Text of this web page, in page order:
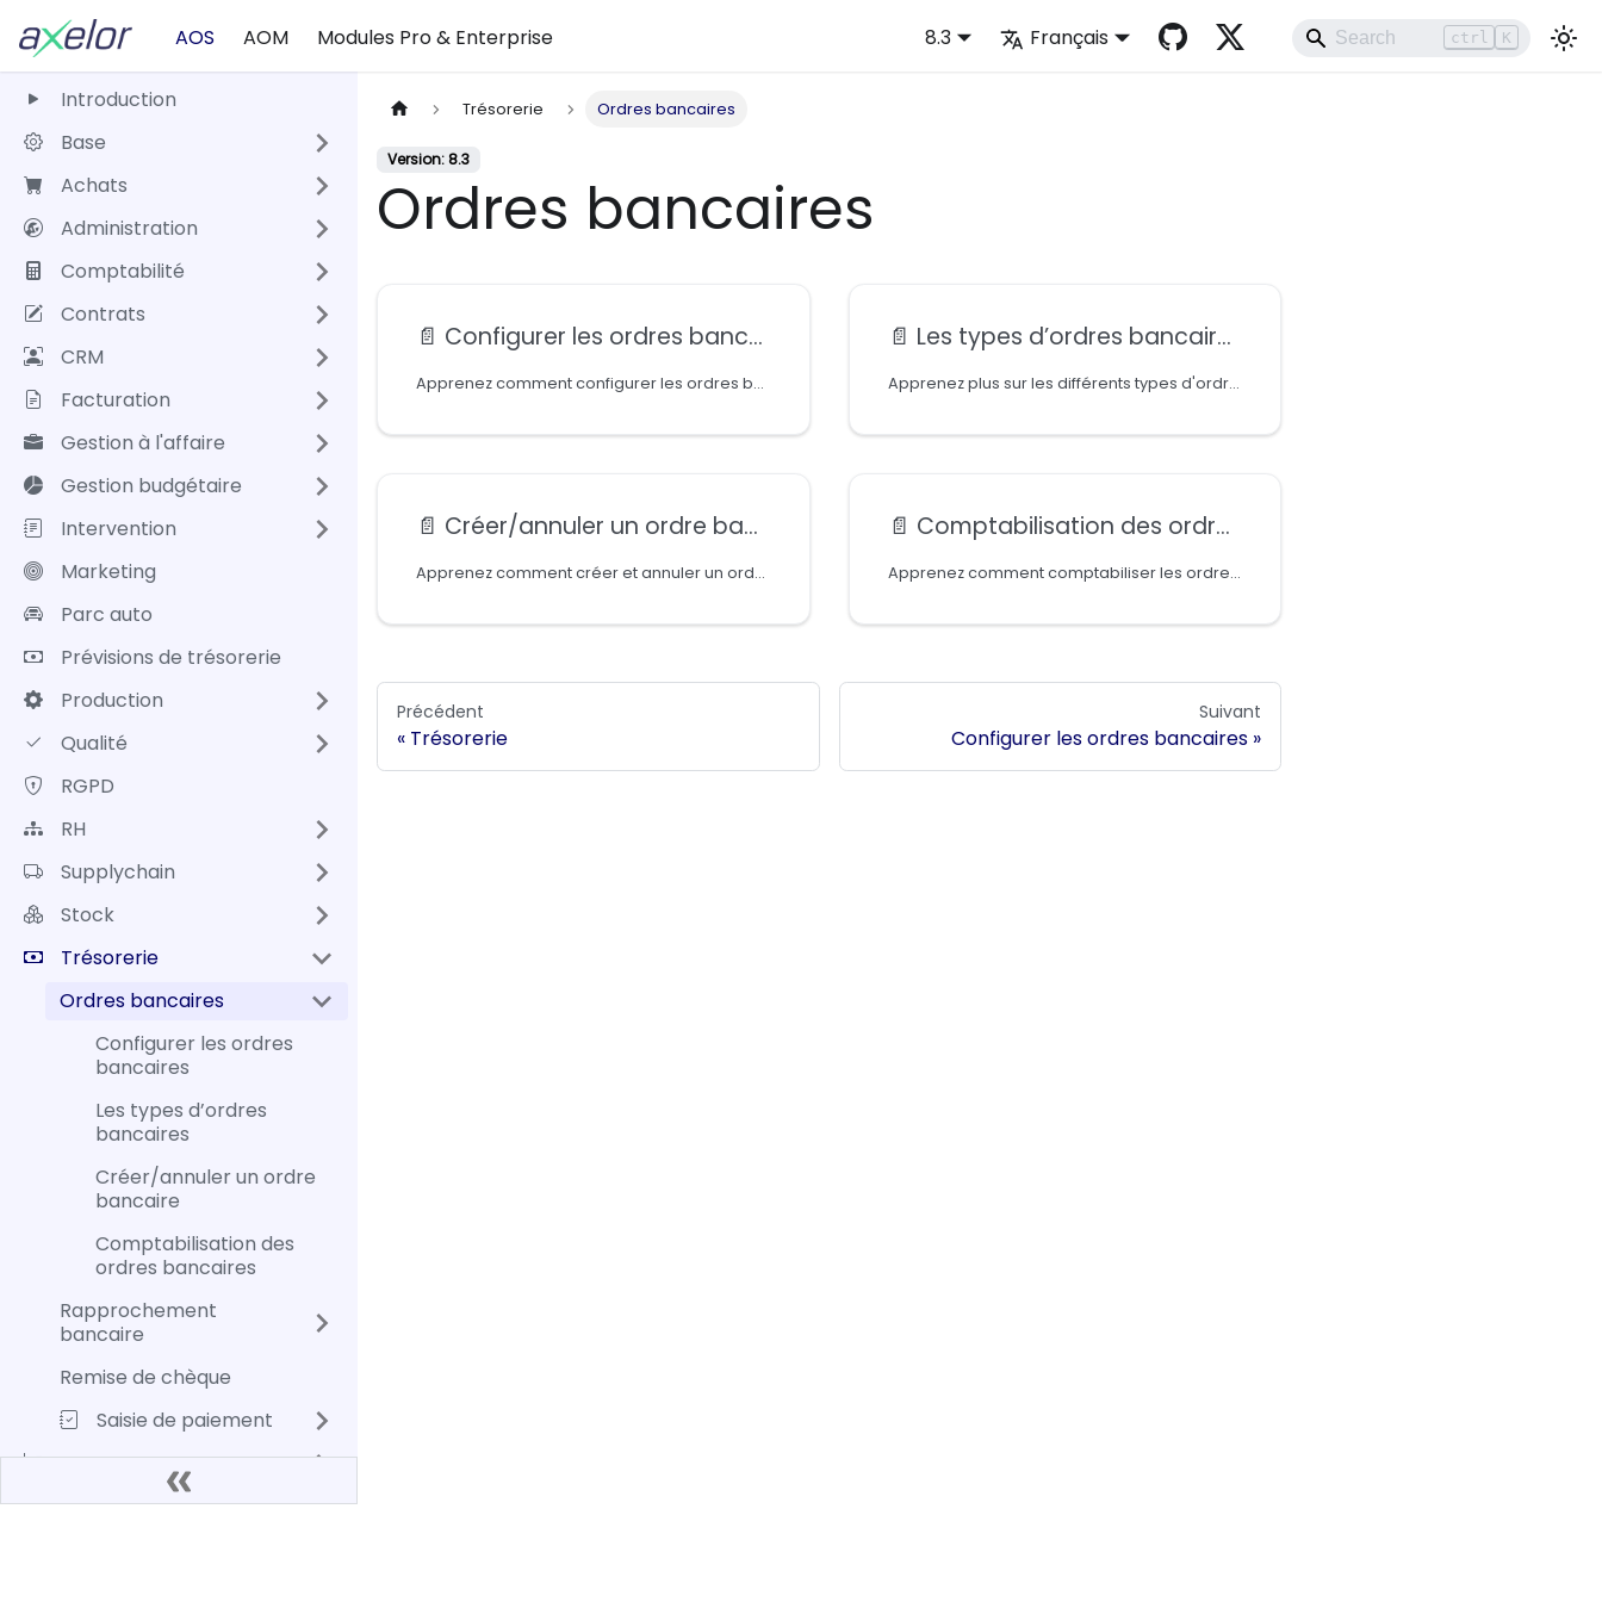
AOS AOM Modules Pro & Enterprise 8.3 Français ctrl K
Introduction
Base
Achats
Administration
Comptabilité
Contrats
CRM
Facturation
Gestion à l'affaire
Gestion budgétaire
Intervention
Marketing
Parc auto
Prévisions de trésorerie
Production
Qualité
RGPD
RH
Supplychain
Stock
Trésorerie
Ordres bancaires
Configurer les ordres
bancaires
Les types d’ordres
bancaires
Créer/annuler un ordre
bancaire
Comptabilisation des
ordres bancaires
Rapprochement
bancaire
Remise de chèque
Saisie de paiement
Ventes
Trésorerie Ordres bancaires
Version: 8.3
Ordres bancaires
📄️ Configurer les ordres bancaires
Apprenez comment configurer les ordres bancaires
📄️ Les types d’ordres bancaires
Apprenez plus sur les différents types d'ordres bancaires sur AOS
📄️ Créer/annuler un ordre bancaire
Apprenez comment créer et annuler un ordre bancaire
📄️ Comptabilisation des ordres bancaires
Apprenez comment comptabiliser les ordres bancaires
Précédent
Trésorerie
Suivant
Configurer les ordres bancaires